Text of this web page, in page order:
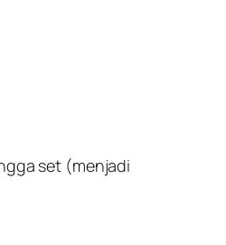
set (menjadi